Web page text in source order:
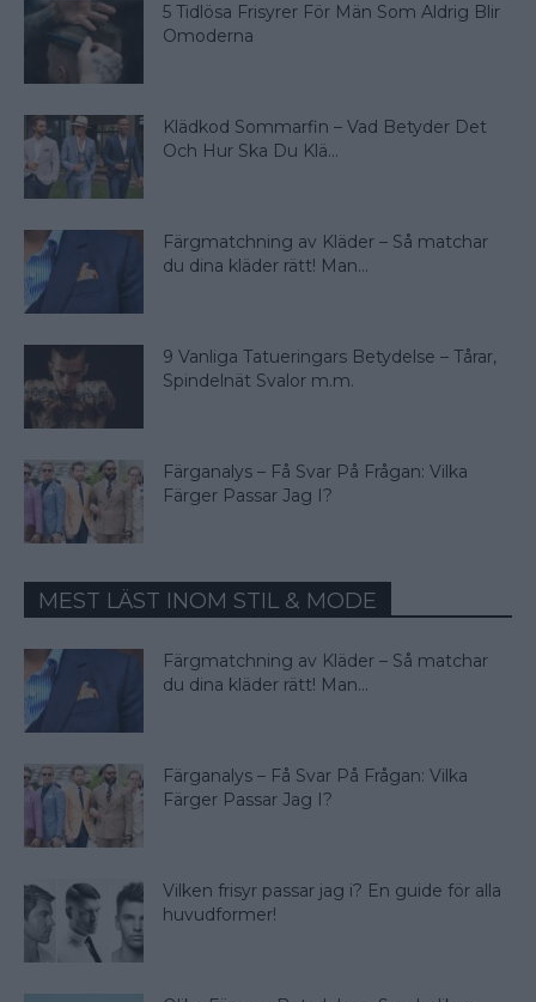
5 Tidlösa Frisyrer För Män Som Aldrig Blir
Omoderna
Klädkod Sommarfin – Vad Betyder Det
Och Hur Ska Du Klä...
Färgmatchning av Kläder – Så matchar
du dina kläder rätt! Man...
9 Vanliga Tatueringars Betydelse – Tårar,
Spindelnät Svalor m.m.
Färganalys – Få Svar På Frågan: Vilka
Färger Passar Jag I?
MEST LÄST INOM STIL & MODE
Färgmatchning av Kläder – Så matchar
du dina kläder rätt! Man...
Färganalys – Få Svar På Frågan: Vilka
Färger Passar Jag I?
Vilken frisyr passar jag i? En guide för alla
huvudformer!